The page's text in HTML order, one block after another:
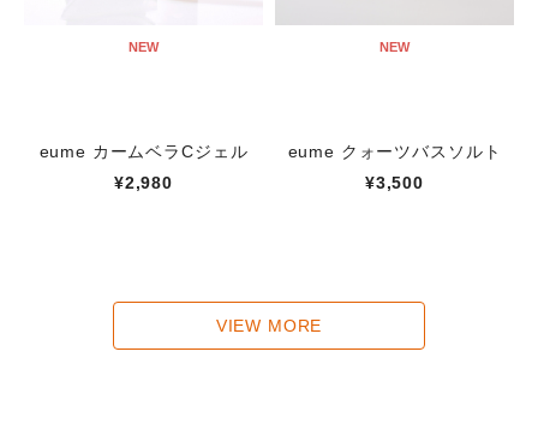
NEW
eume カームベラCジェル
¥2,980
NEW
eume クォーツバスソルト
¥3,500
VIEW MORE